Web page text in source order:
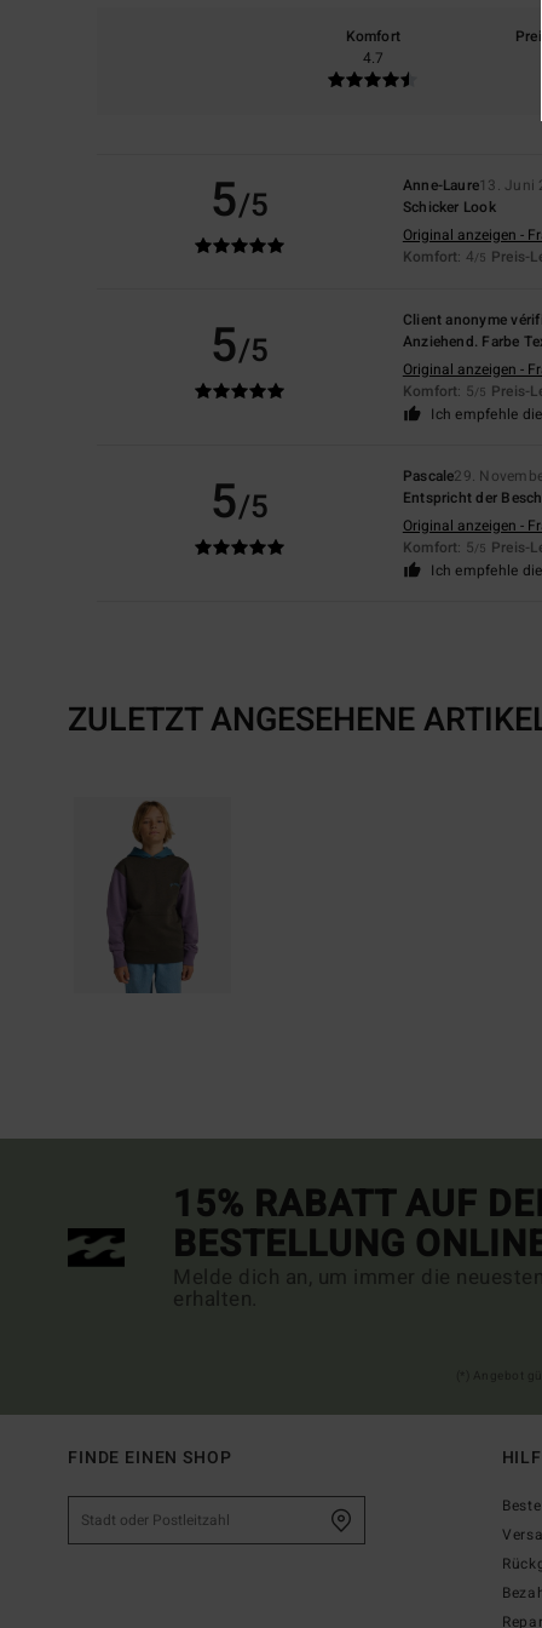
Komfort
4.7
5/5 Anne-Laure13. Juni
Schicker Look
Original anzeigen -
Komfort: 4/5 Preis-
5/5
Client anonyme
Anziehend. Farbe
Original anzeigen -
Komfort: 5/5 Preis-
Ich empfehle
5/5
Pascale29.
Entspricht der
Original anzeigen -
Komfort: 5/5 Preis-
Ich empfehle
ZULETZT ANGESEHENE
15% RABATT AUF
BESTELLUNG
Melde dich an, um immer die
erhalten.
FINDE EINEN SHOP